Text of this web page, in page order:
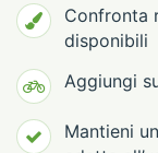
Confronta
disponibili
Aggiungi
Mantieni